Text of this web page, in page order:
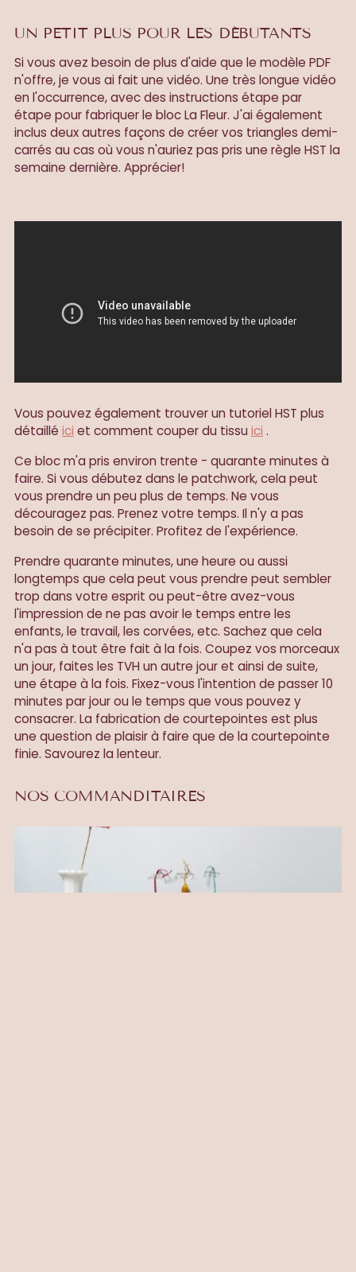
UN PETIT PLUS POUR LES DÉBUTANTS
Si vous avez besoin de plus d'aide que le modèle PDF
n'offre, je vous ai fait une vidéo. Une très longue vidéo
en l'occurrence, avec des instructions étape par
étape pour fabriquer le bloc La Fleur. J'ai également
inclus deux autres façons de créer vos triangles demi-
carrés au cas où vous n'auriez pas pris une règle HST la
semaine dernière. Apprécier!
Vous pouvez également trouver un tutoriel HST plus
détaillé ici et comment couper du tissu ici .
Ce bloc m'a pris environ trente - quarante minutes à
faire. Si vous débutez dans le patchwork, cela peut
vous prendre un peu plus de temps. Ne vous
découragez pas. Prenez votre temps. Il n'y a pas
besoin de se précipiter. Profitez de l'expérience.
Prendre quarante minutes, une heure ou aussi
longtemps que cela peut vous prendre peut sembler
trop dans votre esprit ou peut-être avez-vous
l'impression de ne pas avoir le temps entre les
enfants, le travail, les corvées, etc. Sachez que cela
n'a pas à tout être fait à la fois. Coupez vos morceaux
un jour, faites les TVH un autre jour et ainsi de suite,
une étape à la fois. Fixez-vous l'intention de passer 10
minutes par jour ou le temps que vous pouvez y
consacrer. La fabrication de courtepointes est plus
une question de plaisir à faire que de la courtepointe
finie. Savourez la lenteur.
NOS COMMANDITAIRES